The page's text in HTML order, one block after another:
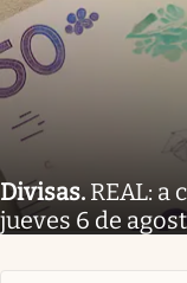
Divisas. REAL:
jueves 6 de